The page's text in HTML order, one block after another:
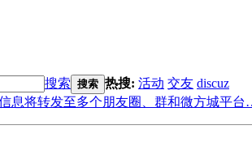
搜索 搜索 热搜: 活动 交友 discuz
息将转发至多个朋友圈、群和微方城平